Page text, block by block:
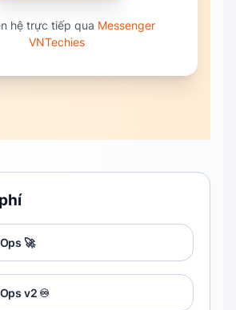
hệ trực tiếp qua Messenger
VNTechies
🚀
v2 ♾️